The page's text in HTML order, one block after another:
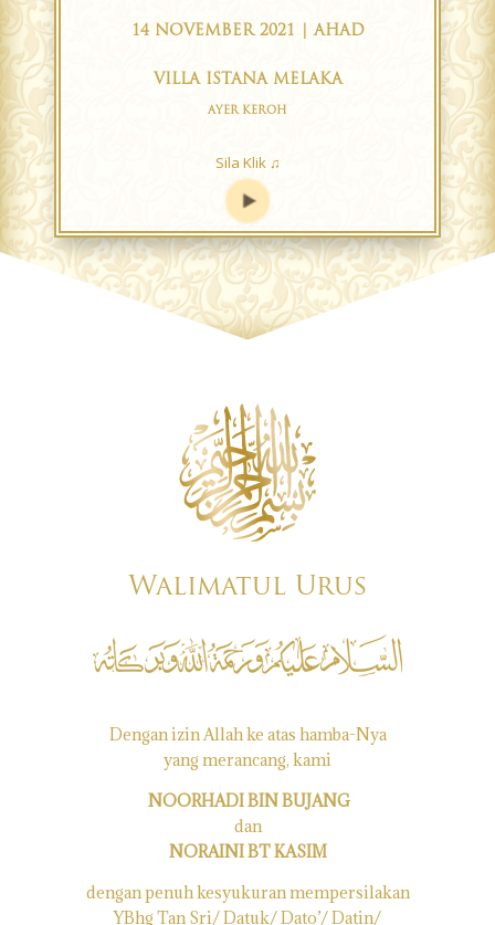
14 NOVEMBER 2021 | AHAD
VILLA ISTANA MELAKA
AYER KEROH
Sila Klik ♫
Walimatul Urus
Dengan izin Allah ke atas hamba-Nya
yang merancang, kami
NOORHADI BIN BUJANG
dan
NORAINI BT KASIM
dengan penuh kesyukuran mempersilakan
YBhg Tan Sri/ Datuk/ Dato’/ Datin/